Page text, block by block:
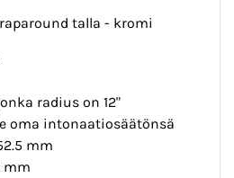
talla - kromi
radius on 12"
oma intonaatiosäätönsä
mm
mm